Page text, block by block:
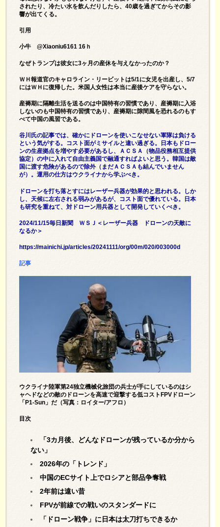
されたり、冷たい水を飲んだりしたら、40歳を過ぎてからその影
響が出てくる。
引用
小牛 @Xiaoniu6161 16ｈ
なぜトランプは彼女に3ヶ月の産休を与えなかったのか？
ＷＨ報道官のキャロライン・リービットは5/1に女児を出産し、5/7
にはＷＨに復帰した。米国人女性は本当に産後ケアを守らない。
産褥期に隔離生活を送るのは中国特有の習慣であり、産褥期に入浴
しないのも中国特有の習慣であり、産褥期に隙間風を恐れるのもす
べて中国の風習である。
谷川氏の記事では、確かにドローンを使いこなせない軍隊は負ける
という気がする。コスト面がミサイルと違い過ぎる。日本もドロー
ンの生産拠点を増やす必要があるし、ＡＣＳＡ（物品役務相互提供
協定）の中に入れて自由主義国で融通すればよいと思う。韓国は敵
国に渡す危険があるので除外（まだＡＣＳＡも結んでいません
が）。運用の仕方はウクライナから学ぶべき。
ドローンを打ち落とすにはレーザー兵器が効果的と思われる。しか
し、天候に左右される弱みがあるが、コスト面で優れている。日本
も研究を重ねて、対ドローン用兵器として開発していくべき。
2024/11/15毎日新聞 ＷＳＪ＜レーザー兵器 ドローンの天敵に
なるか＞
https://mainichi.jp/articles/20241111/org/00m/020/003000d
記事
ウクライナ陸軍第24独立機械化旅団の兵士が手にしているのはシ
ャヘドなどの敵のドローンを高速で迎撃する低コストFPVドローン
「P1-Sun」だ（写真：ロイター/アフロ）
目次
「3カ月後、どんなドローンが残っているか分から
ない」
2026年の「トレンド」
中国のECサイト上でロシアと部品争奪戦
2年前は遠い昔
FPVが前線での戦いのスタンダードに
「ドローン戦争」に日本は太刀打ちできるか